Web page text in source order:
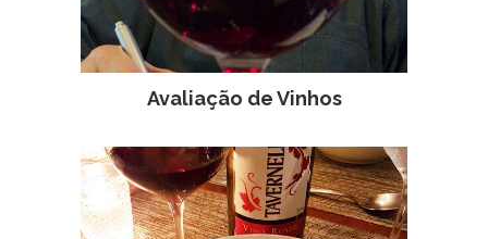
Avaliação de Vinhos